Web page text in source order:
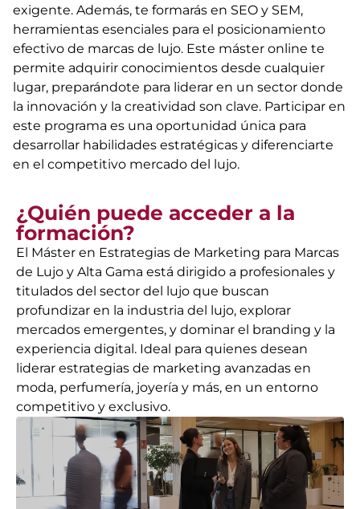
exigente. Además, te formarás en SEO y SEM,
herramientas esenciales para el posicionamiento
efectivo de marcas de lujo. Este máster online te
permite adquirir conocimientos desde cualquier
lugar, preparándote para liderar en un sector donde
la innovación y la creatividad son clave. Participar en
este programa es una oportunidad única para
desarrollar habilidades estratégicas y diferenciarte
en el competitivo mercado del lujo.
¿Quién puede acceder a la
formación?
El Máster en Estrategias de Marketing para Marcas
de Lujo y Alta Gama está dirigido a profesionales y
titulados del sector del lujo que buscan
profundizar en la industria del lujo, explorar
mercados emergentes, y dominar el branding y la
experiencia digital. Ideal para quienes desean
liderar estrategias de marketing avanzadas en
moda, perfumería, joyería y más, en un entorno
competitivo y exclusivo.